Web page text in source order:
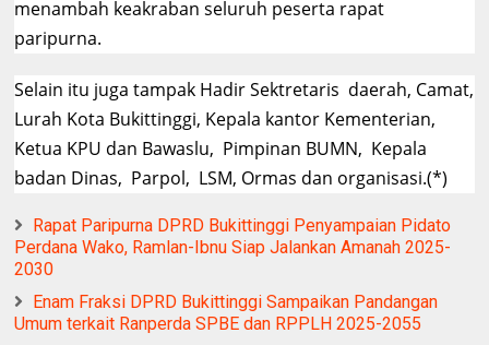
menambah keakraban seluruh peserta rapat
paripurna.
Selain itu juga tampak Hadir Sektretaris daerah, Camat,
Lurah Kota Bukittinggi, Kepala kantor Kementerian,
Ketua KPU dan Bawaslu, Pimpinan BUMN, Kepala
badan Dinas, Parpol, LSM, Ormas dan organisasi.(*)
Rapat Paripurna DPRD Bukittinggi Penyampaian Pidato
Perdana Wako, Ramlan-Ibnu Siap Jalankan Amanah 2025-
2030
Enam Fraksi DPRD Bukittinggi Sampaikan Pandangan
Umum terkait Ranperda SPBE dan RPPLH 2025-2055